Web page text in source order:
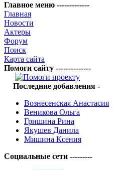
Главное меню -------------
Главная
Новости
Актеры
Форум
Поиск
Карта сайта
Помоги сайту --------------
Последние добавления -
Вознесенская Анастасия
Веникова Ольга
Гришина Рина
Якушев Данила
Мишина Ксения
Социальные сети ---------